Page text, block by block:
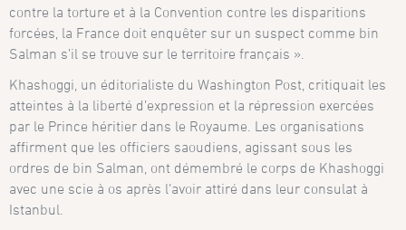
contre la torture et à la Convention contre les disparitions
forcées, la France doit enquêter sur un suspect comme bin
Salman s’il se trouve sur le territoire français ».
Khashoggi, un éditorialiste du Washington Post, critiquait les
atteintes à la liberté d’expression et la répression exercées
par le Prince héritier dans le Royaume. Les organisations
affirment que les officiers saoudiens, agissant sous les
ordres de bin Salman, ont démembré le corps de Khashoggi
avec une scie à os après l’avoir attiré dans leur consulat à
Istanbul.